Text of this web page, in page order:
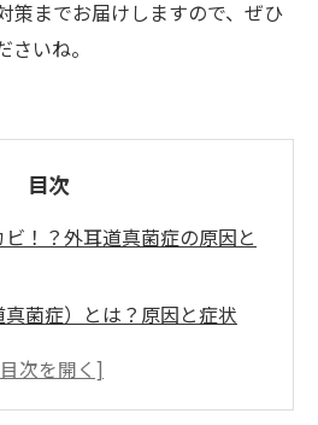
策までお届けしますので、ぜひ
いね。
目次
！？外耳道真菌症の原因と
菌症）とは？原因と症状
注意点と耳カビ予防のポイン